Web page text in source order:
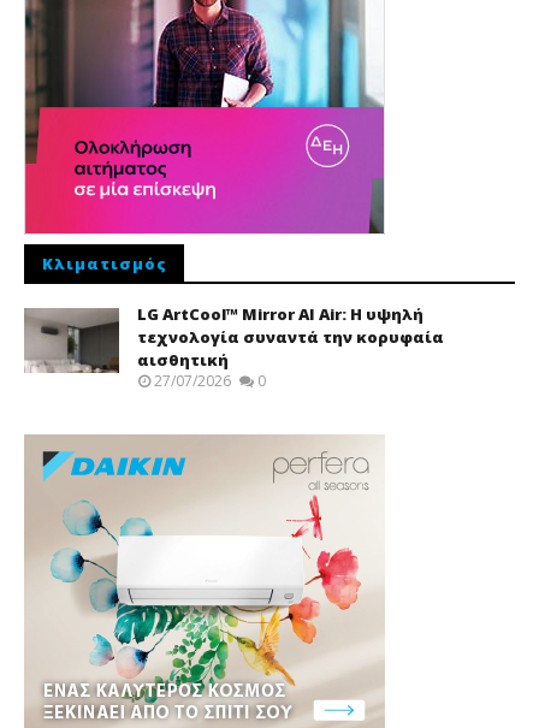
Κλιματισμός
LG ArtCool™ Mirror AI Air: Η υψηλή
τεχνολογία συναντά την κορυφαία
αισθητική
27/07/2026 0